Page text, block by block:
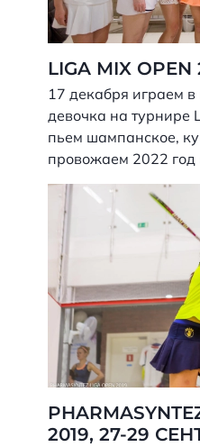
LIGA MIX OPEN
17 декабря играем
девочка на турнире
пьем шампанское,
провожаем 2022 год
2019, 27-29